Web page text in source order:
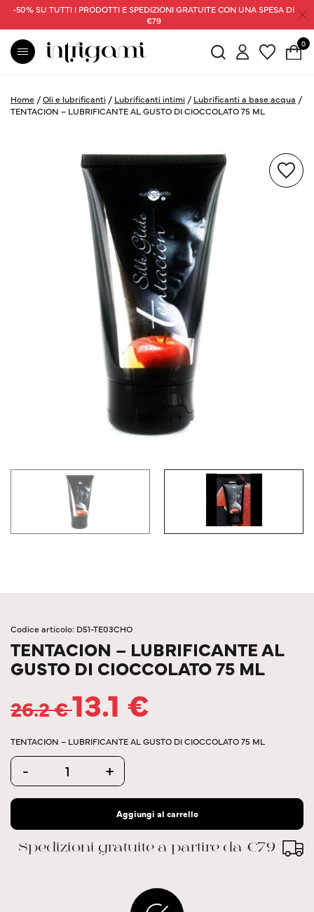
-50% SU TUTTI I PRODOTTI E SPEDIZIONI GRATUITE CON UNA SPESA DI
€79
0
Home /Oli e lubrificanti / Lubrificanti intimi / Lubrificanti a base acqua /
TENTACION – LUBRIFICANTE AL GUSTO DI CIOCCOLATO 75 ML
Codice articolo: D51-TE03CHO
TENTACION – LUBRIFICANTE AL
GUSTO DI CIOCCOLATO 75 ML
26.2€13.1 €
TENTACION – LUBRIFICANTE AL GUSTO DI CIOCCOLATO 75 ML
Quantity
- +
Aggiungi al carrello
Spedizioni gratuite a partire da €79